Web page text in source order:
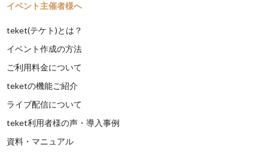
イベント主催者様へ
teket(テケト)とは？
イベント作成の方法
ご利用料金について
teketの機能ご紹介
ライブ配信について
teket利用者様の声・導入事例
資料・マニュアル